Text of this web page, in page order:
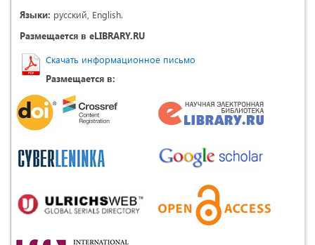
Языки: русский, English.
Размещается в eLIBRARY.RU
Скачать информационное письмо
Размещается в: